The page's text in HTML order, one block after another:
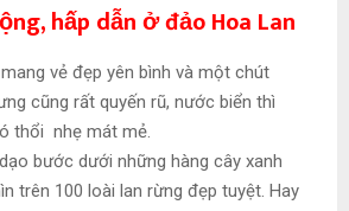
hấp dẫn ở đảo Hoa Lan
vẻ đẹp yên bình và một chút
cũng rất quyến rũ, nước biển thì
thổi nhẹ mát mẻ.
bước dưới những hàng cây xanh
trên 100 loài lan rừng đẹp tuyệt. Hay